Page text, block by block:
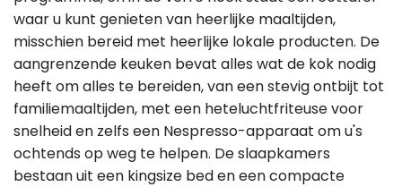
waar u kunt genieten van heerlijke maaltijden,
misschien bereid met heerlijke lokale producten. De
aangrenzende keuken bevat alles wat de kok nodig
heeft om alles te bereiden, van een stevig ontbijt tot
familiemaaltijden, met een heteluchtfriteuse voor
snelheid en zelfs een Nespresso-apparaat om u's
ochtends op weg te helpen. De slaapkamers
bestaan uit een kingsize bed en een compacte